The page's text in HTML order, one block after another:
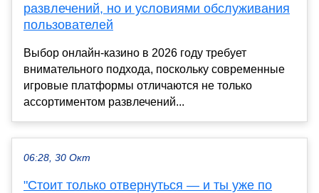
развлечений, но и условиями обслуживания
пользователей
Выбор онлайн-казино в 2026 году требует
внимательного подхода, поскольку современные
игровые платформы отличаются не только
ассортиментом развлечений...
06:28, 30 Окт
"Стоит только отвернуться — и ты уже по